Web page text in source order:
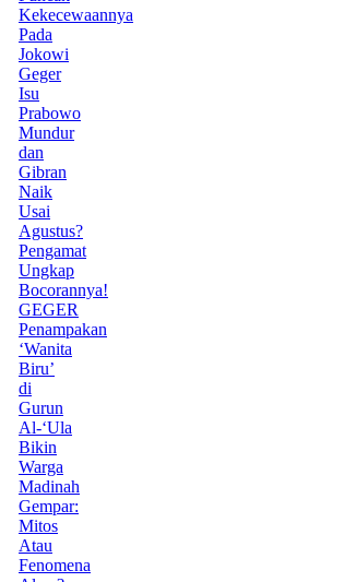
Kekecewaannya
Pada
Jokowi
Geger
Isu
Prabowo
Mundur
dan
Gibran
Naik
Usai
Agustus?
Pengamat
Ungkap
Bocorannya!
GEGER
Penampakan
‘Wanita
Biru’
di
Gurun
Al-‘Ula
Bikin
Warga
Madinah
Gempar:
Mitos
Atau
Fenomena